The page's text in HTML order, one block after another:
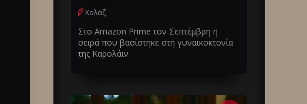
Κολάζ
Στο Amazon Prime τον Σεπτέμβρη η
σειρά που βασίστηκε στη γυναικοκτονία
της Καρολάιν